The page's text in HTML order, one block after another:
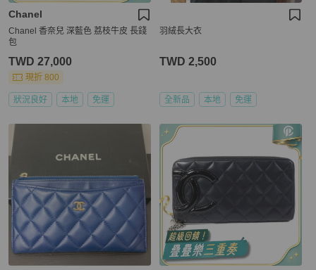
Chanel
Chanel 香奈兒 深藍色 荔枝牛皮 長錢
包
TWD 27,000
現折 800
狀況良好 本地 免運
羽絨長大衣
TWD 2,500
全新品 本地 免運